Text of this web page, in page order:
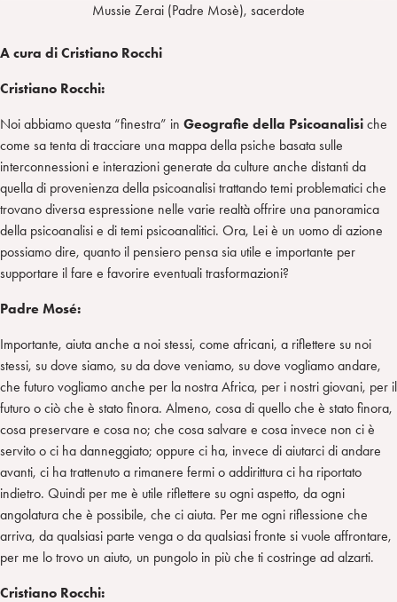
Mussie Zerai (Padre Mosè), sacerdote
A cura di Cristiano Rocchi
Cristiano Rocchi:
Noi abbiamo questa “finestra” in Geografie della Psicoanalisi che
come sa tenta di tracciare una mappa della psiche basata sulle
interconnessioni e interazioni generate da culture anche distanti da
quella di provenienza della psicoanalisi trattando temi problematici che
trovano diversa espressione nelle varie realtà offrire una panoramica
della psicoanalisi e di temi psicoanalitici. Ora, Lei è un uomo di azione
possiamo dire, quanto il pensiero pensa sia utile e importante per
supportare il fare e favorire eventuali trasformazioni?
Padre Mosé:
Importante, aiuta anche a noi stessi, come africani, a riflettere su noi
stessi, su dove siamo, su da dove veniamo, su dove vogliamo andare,
che futuro vogliamo anche per la nostra Africa, per i nostri giovani, per il
futuro o ciò che è stato finora. Almeno, cosa di quello che è stato finora,
cosa preservare e cosa no; che cosa salvare e cosa invece non ci è
servito o ci ha danneggiato; oppure ci ha, invece di aiutarci di andare
avanti, ci ha trattenuto a rimanere fermi o addirittura ci ha riportato
indietro. Quindi per me è utile riflettere su ogni aspetto, da ogni
angolatura che è possibile, che ci aiuta. Per me ogni riflessione che
arriva, da qualsiasi parte venga o da qualsiasi fronte si vuole affrontare,
per me lo trovo un aiuto, un pungolo in più che ti costringe ad alzarti.
Cristiano Rocchi: